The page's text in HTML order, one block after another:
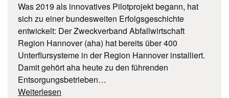
Was 2019 als innovatives Pilotprojekt begann, hat
sich zu einer bundesweiten Erfolgsgeschichte
entwickelt: Der Zweckverband Abfallwirtschaft
Region Hannover (aha) hat bereits über 400
Unterflursysteme in der Region Hannover installiert.
Damit gehört aha heute zu den führenden
Entsorgungsbetrieben…
Weiterlesen